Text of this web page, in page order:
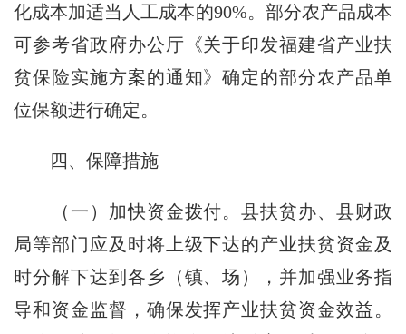
化成本加适当人工成本的90%。部分农产品成本
可参考省政府办公厅《关于印发福建省产业扶
贫保险实施方案的通知》确定的部分农产品单
位保额进行确定。
四、保障措施
（一）加快资金拨付。县扶贫办、县财政
局等部门应及时将上级下达的产业扶贫资金及
时分解下达到各乡（镇、场），并加强业务指
导和资金监督，确保发挥产业扶贫资金效益。